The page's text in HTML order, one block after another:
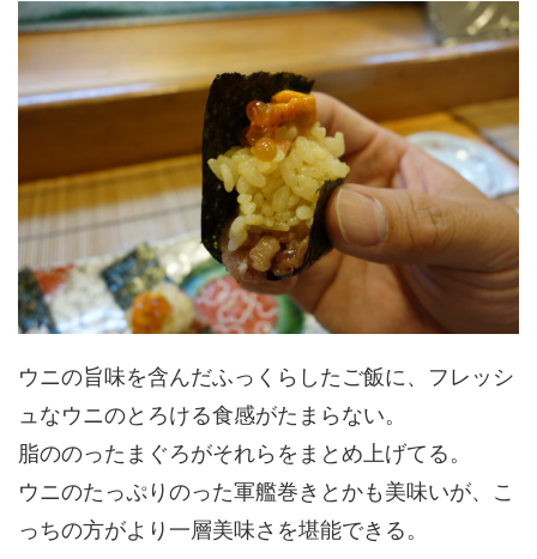
ウニの旨味を含んだふっくらしたご飯に、フレッシ
ュなウニのとろける食感がたまらない。
脂ののったまぐろがそれらをまとめ上げてる。
ウニのたっぷりのった軍艦巻きとかも美味いが、こ
っちの方がより一層美味さを堪能できる。